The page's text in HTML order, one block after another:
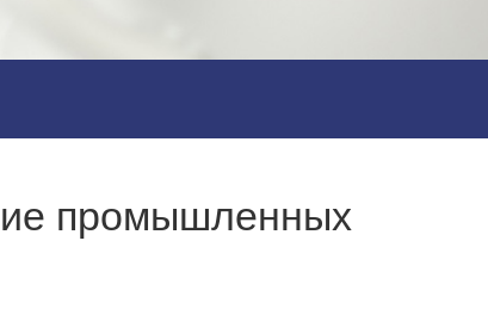
промышленных